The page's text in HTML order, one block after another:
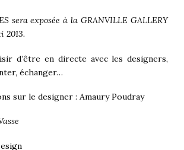
sera exposée à la GRANVILLE GALLERY
2013.
d’être en directe avec les designers,
échanger…
sur le designer : Amaury Poudray